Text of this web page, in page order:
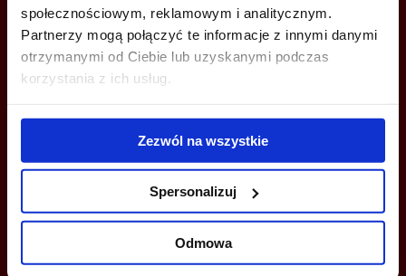
społecznościowym, reklamowym i analitycznym.
Partnerzy mogą połączyć te informacje z innymi danymi
otrzymanymi od Ciebie lub uzyskanymi podczas
korzystania z ich usług.
Zezwól na wszystkie
Spersonalizuj
Odmowa
CALL US AND FIND OUT MORE
katowice@officefinder.pl
YOU CAN LEAVE YOUR PHONE NUMBER AND WE WILL CONTACT
YOU